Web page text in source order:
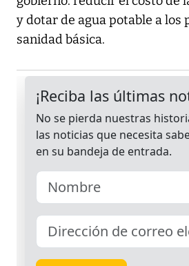
y dotar de agua potable a los
sanidad básica.